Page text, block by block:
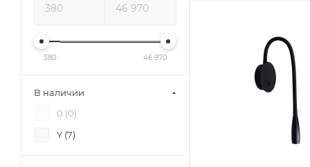
380 46 970
В наличии
0 (0)
Y (7)